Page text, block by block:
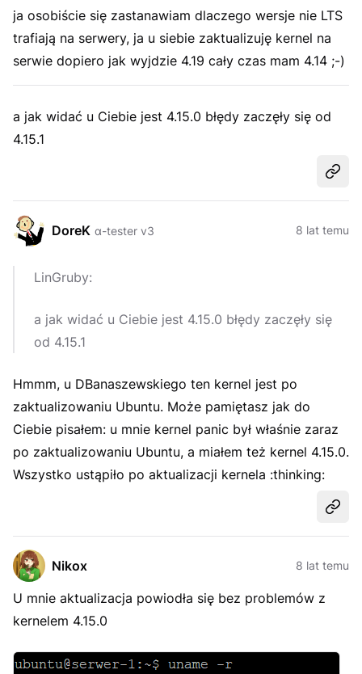
ja osobiście się zastanawiam dlaczego wersje nie LTS
trafiają na serwery, ja u siebie zaktualizuję kernel na
serwie dopiero jak wyjdzie 4.19 cały czas mam 4.14 ;-)
a jak widać u Ciebie jest 4.15.0 błędy zaczęły się od
4.15.1
DoreK α-tester v3 8 lat temu
LinGruby:
a jak widać u Ciebie jest 4.15.0 błędy zaczęły się
od 4.15.1
Hmmm, u DBanaszewskiego ten kernel jest po
zaktualizowaniu Ubuntu. Może pamiętasz jak do
Ciebie pisałem: u mnie kernel panic był właśnie zaraz
po zaktualizowaniu Ubuntu, a miałem też kernel 4.15.0.
Wszystko ustąpiło po aktualizacji kernela :thinking:
Nikox 8 lat temu
U mnie aktualizacja powiodła się bez problemów z
kernelem 4.15.0